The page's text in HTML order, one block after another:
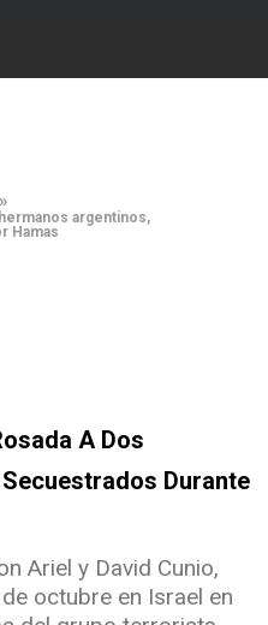
»
argentinos,
Hamas
A Dos
Durante
Ariel y David Cunio,
octubre en Israel en